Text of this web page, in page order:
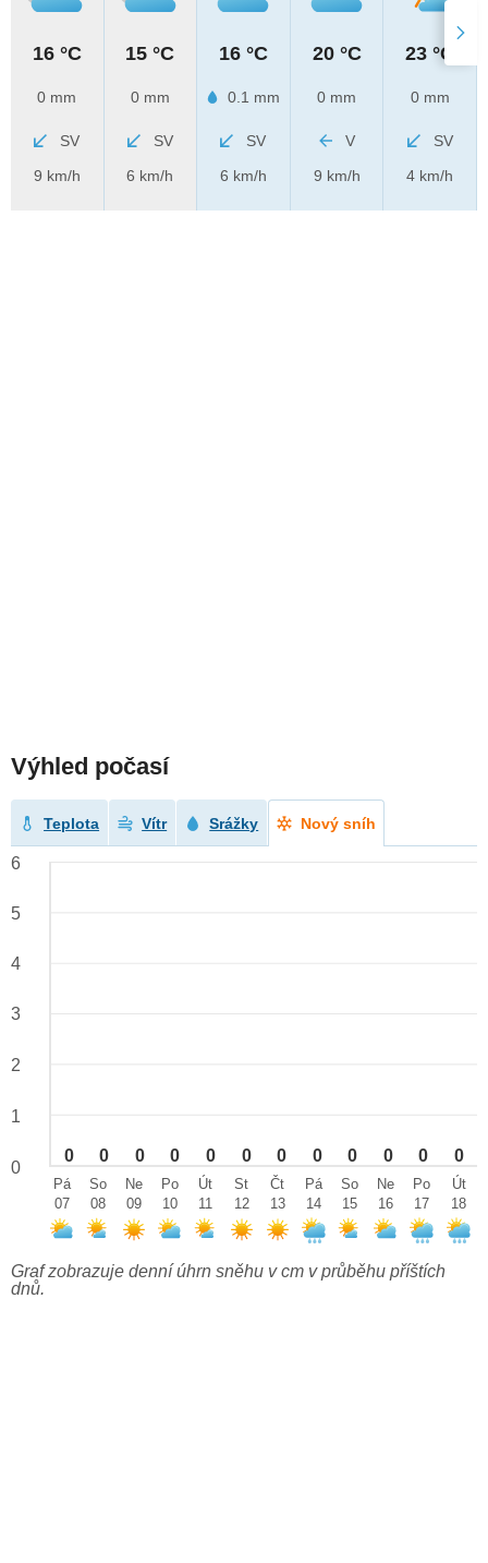
16 °C
0 mm
SV
9 km/h
15 °C
0 mm
SV
6 km/h
16 °C
0.1 mm
SV
6 km/h
20 °C
0 mm
V
9 km/h
23 °C
0 mm
SV
4 km/h
Výhled počasí
Teplota Vítr Srážky Nový sníh
0 0 0 0 0 0 0 0 0 0 0 0
6
5
4
3
2
1
0
Pá
07
So
08
Ne
09
Po
10
Út
11
St
12
Čt
13
Pá
14
So
15
Ne
16
Po
17
Út
18
Graf zobrazuje denní úhrn sněhu v cm v průběhu příštích
dnů.